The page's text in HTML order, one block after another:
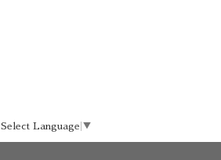
Select Language ▼